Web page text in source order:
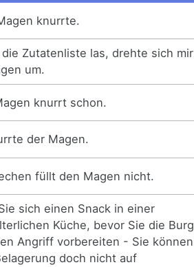
knurrte.
Zutatenliste las, drehte sich mir
um.
knurrt schon.
der Magen.
füllt den Magen nicht.
sich einen Snack in einer
Küche, bevor Sie die Burg
Angriff vorbereiten - Sie können
doch nicht auf